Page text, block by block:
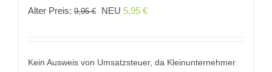
Alter Preis: 9,95€
Ursprünglicher
9,95 €
NEU 5,95 €Aktueller
5,95 €.
Kein Ausweis von Umsatzsteuer, da Kleinunternehmer